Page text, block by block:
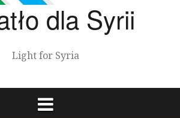
dla Syrii
Light for Syria